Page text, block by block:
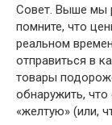
Совет. Выше мы
помните, что
реальном
отправиться в
товары
обнаружить,
«желтую» (или,